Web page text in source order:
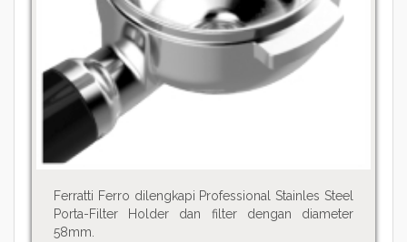
Ferratti Ferro dilengkapi Professional Stainles Steel
Porta-Filter Holder dan filter dengan diameter
58mm.